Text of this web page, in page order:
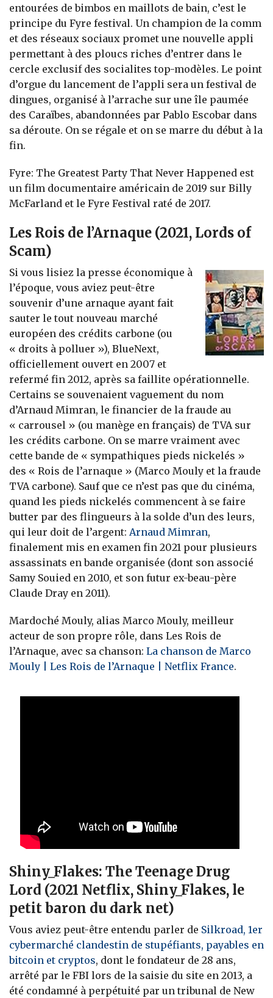
entourées de bimbos en maillots de bain, c’est le
principe du Fyre festival. Un champion de la comm
et des réseaux sociaux promet une nouvelle appli
permettant à des ploucs riches d’entrer dans le
cercle exclusif des socialites top-modèles. Le point
d’orgue du lancement de l’appli sera un festival de
dingues, organisé à l’arrache sur une île paumée
des Caraïbes, abandonnées par Pablo Escobar dans
sa déroute. On se régale et on se marre du début à la
fin.
Fyre: The Greatest Party That Never Happened est
un film documentaire américain de 2019 sur Billy
McFarland et le Fyre Festival raté de 2017.
Les Rois de l’Arnaque (2021, Lords of
Scam)
Si vous lisiez la presse économique à
l’époque, vous aviez peut-être
souvenir d’une arnaque ayant fait
sauter le tout nouveau marché
européen des crédits carbone (ou
« droits à polluer »), BlueNext,
officiellement ouvert en 2007 et
refermé fin 2012, après sa faillite opérationnelle.
Certains se souvenaient vaguement du nom
d’Arnaud Mimran, le financier de la fraude au
« carrousel » (ou manège en français) de TVA sur
les crédits carbone. On se marre vraiment avec
cette bande de « sympathiques pieds nickelés »
des « Rois de l’arnaque » (Marco Mouly et la fraude
TVA carbone). Sauf que ce n’est pas que du cinéma,
quand les pieds nickelés commencent à se faire
butter par des flingueurs à la solde d’un des leurs,
qui leur doit de l’argent: Arnaud Mimran,
finalement mis en examen fin 2021 pour plusieurs
assassinats en bande organisée (dont son associé
Samy Souied en 2010, et son futur ex-beau-père
Claude Dray en 2011).
Mardoché Mouly, alias Marco Mouly, meilleur
acteur de son propre rôle, dans Les Rois de
l’Arnaque, avec sa chanson: La chanson de Marco
Mouly | Les Rois de l’Arnaque | Netflix France.
Shiny_Flakes: The Teenage Drug
Lord (2021 Netflix, Shiny_Flakes, le
petit baron du dark net)
Vous aviez peut-être entendu parler de Silkroad, 1er
cybermarché clandestin de stupéfiants, payables en
bitcoin et cryptos, dont le fondateur de 28 ans,
arrêté par le FBI lors de la saisie du site en 2013, a
été condamné à perpétuité par un tribunal de New